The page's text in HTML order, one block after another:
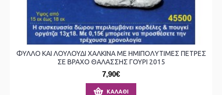
ΦΥΛΛΟ ΚΑΙ ΛΟΥΛΟΥΔΙ ΧΑΛΚΙΝΑ ΜΕ ΗΜΙΠΟΛΥΤΙΜΕΣ ΠΕΤΡΕΣ
ΣΕ ΒΡΑΧΟ ΘΑΛΑΣΣΗΣ ΓΟΥΡΙ 2015
7,90€
ΚΑΛΆΘΙ